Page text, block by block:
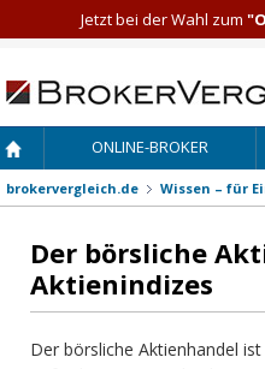
ONLINE-BROKER
brokervergleich.de Wissen – für
Der börsliche
Aktienindizes
Der börsliche Aktienhandel
Jetzt bei der Wahl zum